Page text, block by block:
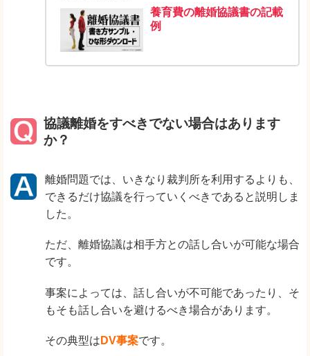
養育費の離婚協議書の記載
例
協議離婚をすべきでない場合はあります
か？
離婚問題では、いきなり裁判所を利用するよりも、
できるだけ協議を行っていくべきであると説明しま
した。
ただ、離婚協議は相手方との話し合いが可能な場合
です。
事案によっては、話し合いが不可能であったり、そ
もそも話し合いを避けるべき場合があります。
その典型は DV事案です。